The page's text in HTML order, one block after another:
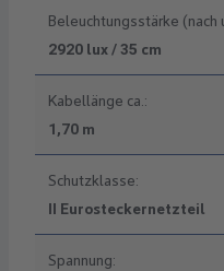
Beleuchtungsstärke (nach
2920 lux / 35 cm
Kabellänge ca.:
1,70 m
Schutzklasse:
II Eurosteckernetzteil
Spannung: